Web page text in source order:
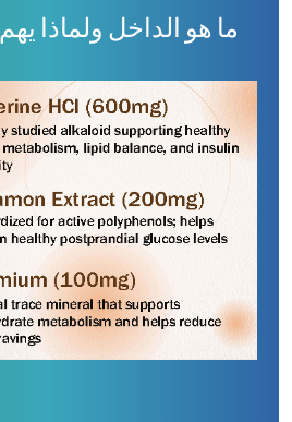
ما هو الداخل ولماذا يهم